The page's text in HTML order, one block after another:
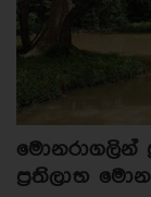
මොනරාගලින්
ප්‍රතිලාභ